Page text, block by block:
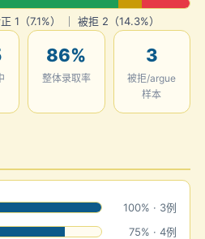
1（7.1%） ｜ 被拒 2（14.3%）
86%
整体录取率
3
被拒/argue
样本
100% · 3例
75% · 4例